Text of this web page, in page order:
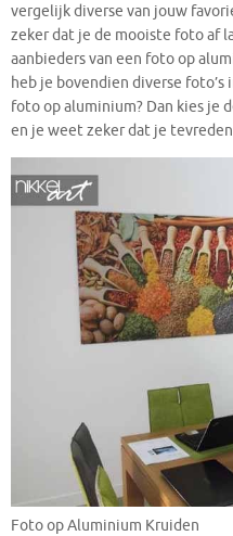
vergelijk diverse van jouw
zeker dat je de mooiste foto af
aanbieders van een foto op
heb je bovendien diverse
foto op aluminium? Dan kies je
en je weet zeker dat je
Foto op Aluminium Kruiden